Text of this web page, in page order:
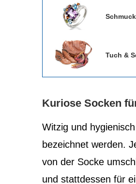
Schmuck
Tuch &
Kuriose Socken
Witzig und
bezeichnet werden.
von der Socke
und stattdessen für